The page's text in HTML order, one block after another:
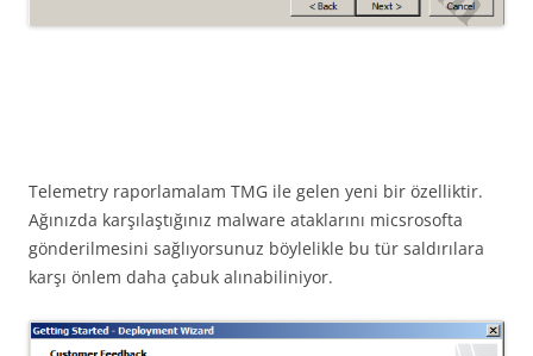
Telemetry raporlamalam TMG ile gelen yeni bir özelliktir.
Ağınızda karşılaştığınız malware ataklarını micsrosofta
gönderilmesini sağlıyorsunuz böylelikle bu tür saldırılara
karşı önlem daha çabuk alınabiliniyor.